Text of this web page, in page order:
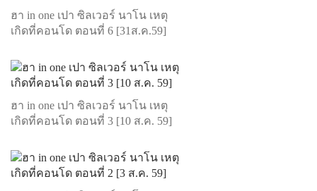
ฮา in one เปา ซิลเวอร์ นาโน เหตุ
เกิดที่คอนโด ตอนที่ 6 [31ส.ค.59]
ฮา in one เปา ซิลเวอร์ นาโน เหตุ
เกิดที่คอนโด ตอนที่ 3 [10 ส.ค. 59]